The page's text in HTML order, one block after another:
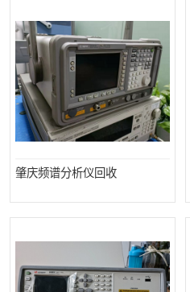
肇庆频谱分析仪回收